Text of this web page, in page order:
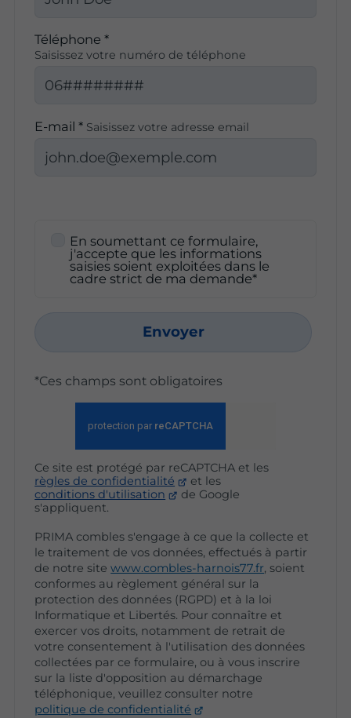
Téléphone *
Saisissez votre numéro de téléphone
E-mail * Saisissez votre adresse email
En soumettant ce formulaire,
j'accepte que les informations
saisies soient exploitées dans le
cadre strict de ma demande*
Envoyer
*Ces champs sont obligatoires
Ce site est protégé par reCAPTCHA et les
règles de confidentialité
et les
conditions d'utilisation
de Google
s'appliquent.
PRIMA combles s'engage à ce que la collecte et
le traitement de vos données, effectués à partir
de notre sitewww.combles-harnois77.fr, soient
conformes au règlement général sur la
protection des données (RGPD) et à la loi
Informatique et Libertés. Pour connaître et
exercer vos droits, notamment de retrait de
votre consentement à l'utilisation des données
collectées par ce formulaire, ou à vous inscrire
sur la liste d'opposition au démarchage
téléphonique, veuillez consulter notre
politique de confidentialité